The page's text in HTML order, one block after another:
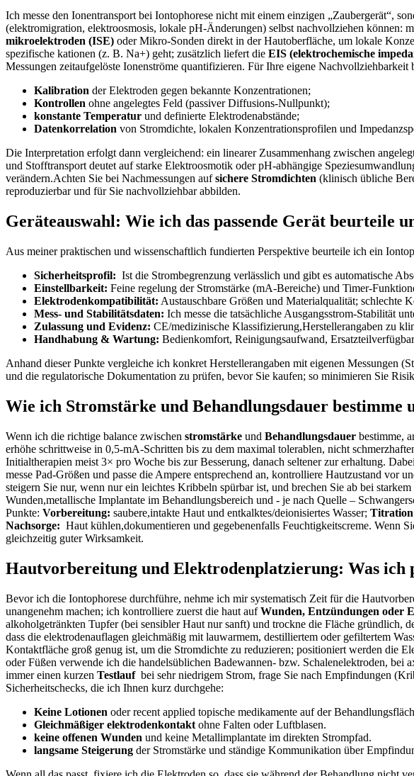
Ich⁢ messe den ​Ionentransport bei Iontophorese nicht‌ mit einem einzigen „Zaubergerät“,
(elektromigration, elektroosmosis, lokale pH-Änderungen) selbst ⁢nachvollziehen können:
mikroelektroden (ISE) oder ​Mikro-Sonden direkt in der Hautoberfläche, um lokale​
⁢spezifische kationen (z. B. ‌Na+) geht; ‍zusätzlich liefert die EIS ⁣(elektrochemische
Messungen zeitaufgelöste Ionenströme‍ quantifizieren. Für Ihre eigene⁣ Nachvollziehbarkeit
Kalibration der Elektroden gegen ​bekannte Konzentrationen;
Kontrollen ohne ⁢angelegtes Feld (passiver Diffusions-Nullpunkt);
konstante ⁣Temperatur und definierte Elektrodenabstände;
Datenkorrelation von Stromdichte, lokalen Konzentrationsprofilen ​und
Die Interpretation erfolgt​ dann vergleichend: ‍ein linearer ‍Zusammenhang zwischen
und Stofftransport deutet ‌auf‍ starke Elektroosmotik‍ oder pH-abhängige
‍verändern.Achten Sie⁢ bei Nachmessungen aufsichere Stromdichten (klinisch übliche
reproduzierbar und für Sie nachvollziehbar​ abbilden.
Geräteauswahl: Wie ich das ‍passende Gerät beurteile
Aus meiner⁣ praktischen und wissenschaftlich fundierten Perspektive beurteile⁢ ich ein
Sicherheitsprofil:
Ist die Strombegrenzung verlässlich und gibt⁤ es⁣ automatische
Einstellbarkeit: Feine regelung der Stromstärke (mA-Bereiche) und Timer-
Elektrodenkompatibilität: Austauschbare Größen und‍ Materialqualität; schlechte
Mess- und Stabilitätsdaten: Ich ​messe die tatsächliche Ausgangsstrom-Stabilität
Zulassung und ⁣Evidenz: CE/medizinische‍ Klassifizierung,Herstellerangaben zu
Handhabung & Wartung: Bedienkomfort, Reinigungsaufwand,‌
Anhand​ dieser Punkte vergleiche ich‍ konkret Herstellerangaben mit eigenen⁣ Messungen
und die ⁣regulatorische​ Dokumentation‍ zu prüfen, bevor Sie kaufen; so minimieren Sie⁢
Wie ich Stromstärke⁣ und Behandlungsdauer bestimme
Wenn⁢ ich die richtige balance zwischen stromstärke und Behandlungsdauer ‌bestimme,​
erhöhe schrittweise in 0,5-mA-Schritten bis zu⁤ dem maximal tolerablen,‌ nicht
Initialtherapien meist 3× ⁣pro⁤ Woche bis zur Besserung, danach seltener zur erhaltung.
messe ⁣Pad-Größen und passe die‍ Ampere entsprechend‌ an, kontrolliere ⁢Hautzustand
⁢steigern Sie nur,⁤ wenn nur‌ ein leichtes Kribbeln spürbar​ ist, und ​brechen ⁢Sie ⁤ab bei
Wunden,metallische Implantate ‍im Behandlungsbereich und ‍- je‌ nach Quelle​ –
⁢Punkte: Vorbereitung: ⁣saubere,intakte⁣ Haut und⁢ entkalktes/deionisiertes Wasser;
Nachsorge:
Haut kühlen,dokumentieren​ und gegebenenfalls Feuchtigkeitscreme. Wenn
gleichzeitig⁤ guter Wirksamkeit.
Hautvorbereitung und⁣ Elektrodenplatzierung: Was⁤ ich
Bevor ich die Iontophorese durchführe, nehme ich mir systematisch Zeit ⁢für ⁢die
unangenehm machen; ich​ kontrolliere ⁣zuerst die haut aufWunden, Entzündungen oder
alkoholgetränkten Tupfer ‍(bei sensibler Haut nur ⁢sanft) und‌ trockne ‌die Fläche gründlich,
dass die elektrodenauflagen gleichmäßig mit ⁢lauwarmem, destilliertem oder gefiltertem
Kontaktfläche groß genug ist, um die Stromdichte zu⁤ reduzieren; ⁤positioniert⁢ werden die
oder Füßen verwende ich die handelsüblichen Badewannen- bzw. Schalenelektroden,
immer einen kurzen Testlauf bei sehr‌ niedrigem Strom, frage Sie nach Empfindungen
⁣Sicherheitschecks, die ich Ihnen kurz durchgehe:‍
Keine Lotionen oder recent applied ​topische⁣ medikamente auf der
Gleichmäßiger elektrodenkontakt ohne Falten oder Luftblasen.
keine offenen Wunden und keine‌ Metallimplantate ​im direkten Strompfad.
langsame Steigerung der Stromstärke und ständige Kommunikation über